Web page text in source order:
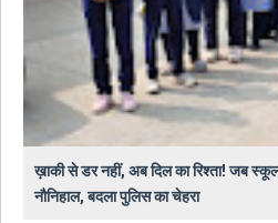
ख़ाकी से डर नहीं, अब दिल का रिश्ता! जब
नौनिहाल, बदला पुलिस का चेहरा